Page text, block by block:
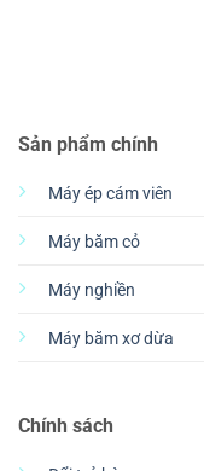
Sản phẩm chính
Máy ép cám viên
Máy băm cỏ
Máy nghiền
Máy băm xơ dừa
Chính sách